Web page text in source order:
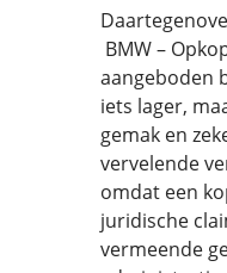
BMW –
aangeboden
iets lager,
gemak en
vervelende
omdat een
juridische
vermeende